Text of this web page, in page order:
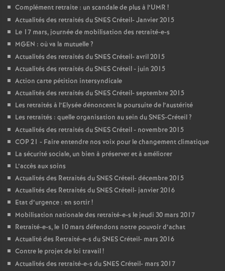
Complément retraite : un scandale de plus à l’UMR !
Actualités des retraités duSNESCréteil- Janvier 2015
Le 17 mars, journée de mobilisation des retraité-e-s
MGEN : où va la mutuelle?
Actualités des retraités duSNESCréteil- avril 2015
Actualités des retraités duSNESCréteil - juin 2015
Action carte pétition intersyndicale
Actualités des retraités duSNESCréteil- septembre 2015
Les retraités à l’Elysée dénoncent la poursuite de l’austérité
Les retraités : quelle organisation au sein duSNES-Créteil?
Actualités des retraités duSNESCréteil - novembre 2015
COP21 - Faire entendre nos voix pour le changement climatique
La sécurité sociale, un bien à préserver et à améliorer
L’accès aux soins
Actualités des Retraités duSNESCréteil- décembre 2015
Actualités des Retraités duSNESCréteil- janvier 2016
Etat d’urgence : en sortir!
Mobilisation nationale des retraité-e-s le jeudi 30 mars 2017
Retraité-e-s, le 10 mars défendons notre pouvoir d’achat
Actualité des Retraité-e-s duSNESCréteil- mars 2016
Contre le projet de loi travail!
Actualités des retraité-e-s duSNESCréteil- mars 2017